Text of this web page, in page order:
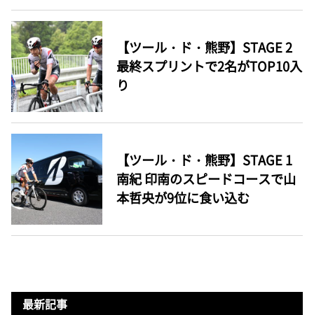
【ツール・ド・熊野】STAGE 2
最終スプリントで2名がTOP10入
り
【ツール・ド・熊野】STAGE 1
南紀 印南のスピードコースで山
本哲央が9位に食い込む
最新記事